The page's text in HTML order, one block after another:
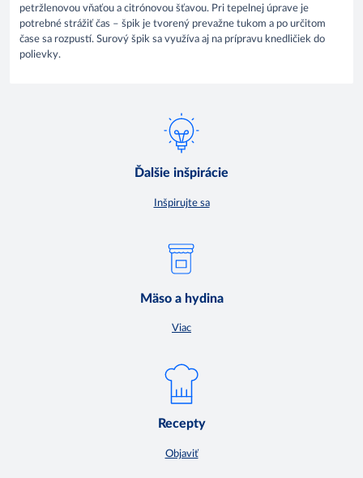
petržlenovou vňaťou a citrónovou šťavou. Pri tepelnej úprave je
potrebné strážiť čas – špik je tvorený prevažne tukom a po určitom
čase sa rozpustí. Surový špik sa využíva aj na prípravu knedličiek do
polievky.
Ďalšie inšpirácie
Inšpirujte sa
Mäso a hydina
Viac
Recepty
Objaviť